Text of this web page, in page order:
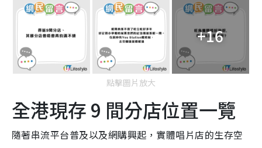
+16
點擊圖片放大
全港現存 9 間分店位置一覽
隨著串流平台普及以及網購興起，實體唱片店的生存空